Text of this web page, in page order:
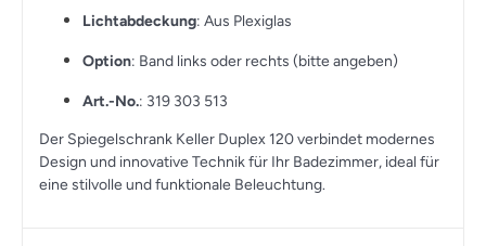
Lichtabdeckung: Aus Plexiglas
Option: Band links oder rechts (bitte angeben)
Art.-No.: 319 303 513
Der Spiegelschrank Keller Duplex 120 verbindet modernes
Design und innovative Technik für Ihr Badezimmer, ideal für
eine stilvolle und funktionale Beleuchtung.